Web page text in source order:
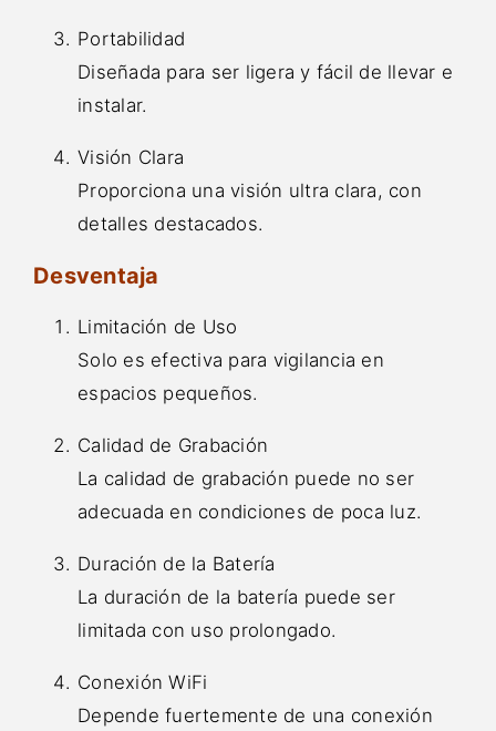
Portabilidad
Diseñada para ser ligera y fácil de llevar e
instalar.
Visión Clara
Proporciona una visión ultra clara, con
detalles destacados.
Desventaja
Limitación de Uso
Solo es efectiva para vigilancia en
espacios pequeños.
Calidad de Grabación
La calidad de grabación puede no ser
adecuada en condiciones de poca luz.
Duración de la Batería
La duración de la batería puede ser
limitada con uso prolongado.
Conexión WiFi
Depende fuertemente de una conexión